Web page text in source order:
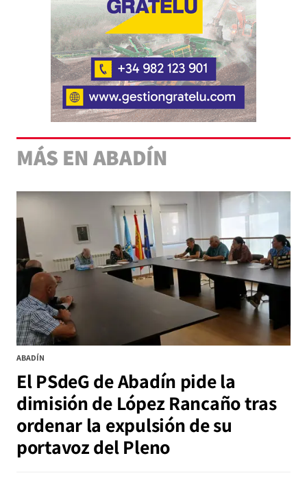
MÁS EN ABADÍN
ABADÍN
El PSdeG de Abadín pide la
dimisión de López Rancaño tras
ordenar la expulsión de su
portavoz del Pleno